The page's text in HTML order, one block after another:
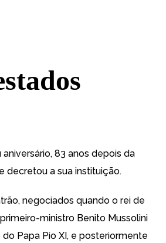
83 anos depois da
decretou a sua instituição.
negociados quando o rei de
ministro Benito Mussolini
Papa Pio XI, e posteriormente